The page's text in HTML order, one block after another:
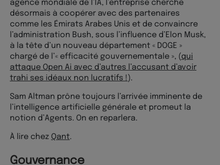
agence mondiale de l’IA, l’entreprise cherche
désormais à coopérer avec des partenaires
comme les Émirats Arabes Unis et de convaincre
l’administration Bush, sous l’influence d’Elon Musk,
à la tête d’un nouveau département « DOGE »
chargé de l’« efficacité gouvernementale », (qui
attaque Open Ai avec d’autres l’accusant d’avoir
trahi ses idéaux non lucratifs ! ).
Sam Altman prône toujours l’arrivée imminente de
l’intelligence artificielle générale et promeut la
notion d’Agents. On en reparlera.
À lire chez Qant.
Gouvernance